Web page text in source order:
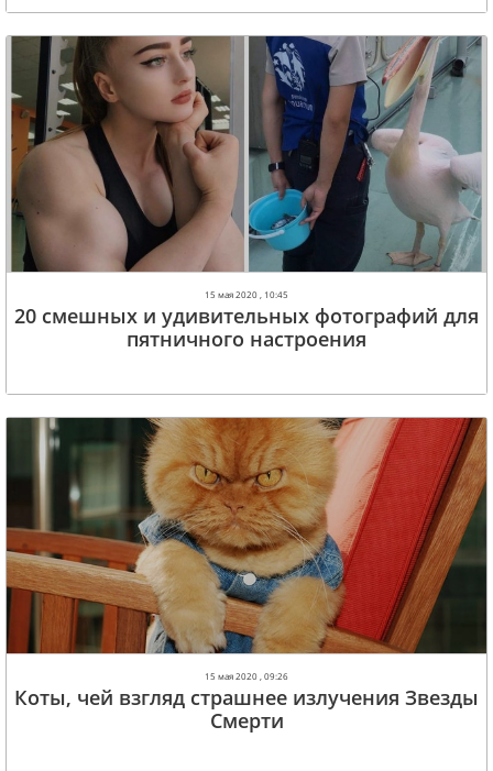
15 мая 2020 , 10:45
20 смешных и удивительных фотографий для
пятничного настроения
15 мая 2020 , 09:26
Коты, чей взгляд страшнее излучения Звезды
Смерти